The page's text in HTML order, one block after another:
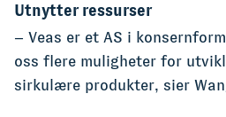
Utnytter ressurser
– Veas er et AS i
oss flere muligheter for
sirkulære produkter, sier